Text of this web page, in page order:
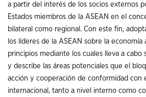
a partir del interés de los socios externos
Estados miembros de la ASEAN en el
bilateral como regional. Con este fin,
los líderes de la ASEAN sobre la
principios mediante los cuales lleva a cabo
y describe las áreas potenciales que el
acción y cooperación de conformidad con
internacional, tanto a nivel interno como